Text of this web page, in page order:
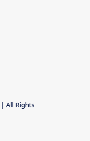
| All Rights